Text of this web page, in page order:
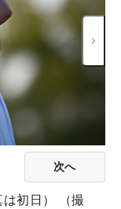
次へ
初日） （撮